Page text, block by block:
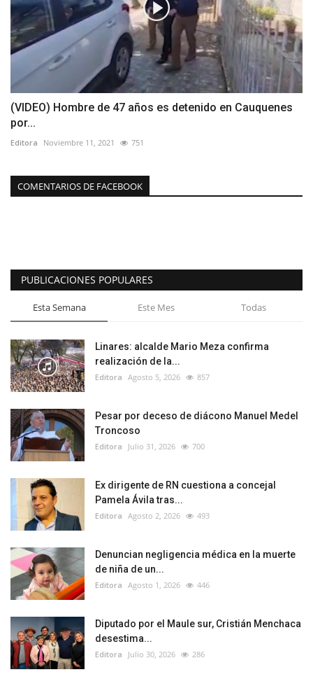
(VIDEO) Hombre de 47 años es detenido en Cauquenes
por...
Editora Noviembre 11, 2021 751
COMENTARIOS DE FACEBOOK
PUBLICACIONES POPULARES
Esta Semana Este Mes Todas
Linares: alcalde Mario Meza confirma
realización de la...
Editora Agosto 5, 2026 857
Pesar por deceso de diácono Manuel Medel
Troncoso
Editora Julio 31, 2026 700
Ex dirigente de RN cuestiona a concejal
Pamela Ávila tras...
Editora Agosto 2, 2026 493
Denuncian negligencia médica en la muerte
de niña de un...
Editora Agosto 1, 2026 446
Diputado por el Maule sur, Cristián Menchaca
desestima...
Editora Julio 30, 2026 286